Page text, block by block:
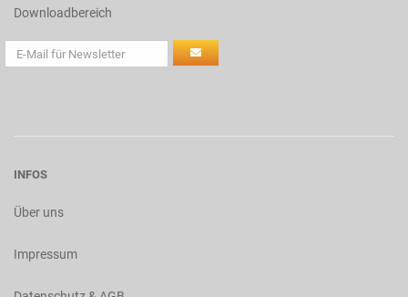
Downloadbereich
INFOS
Über uns
Impressum